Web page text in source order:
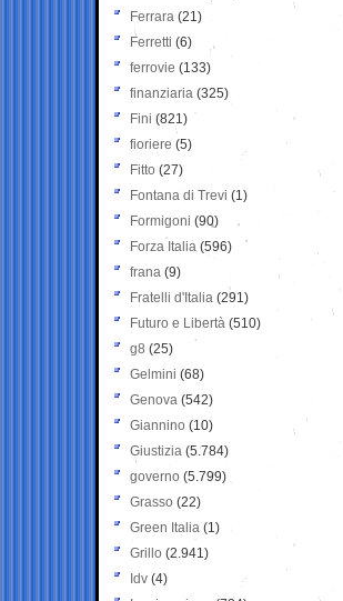
Ferrara (21)
Ferretti (6)
ferrovie (133)
finanziaria (325)
Fini (821)
fioriere (5)
Fitto (27)
Fontana di Trevi (1)
Formigoni (90)
Forza Italia (596)
frana (9)
Fratelli d'Italia (291)
Futuro e Libertà (510)
g8 (25)
Gelmini (68)
Genova (542)
Giannino (10)
Giustizia (5.784)
governo (5.799)
Grasso (22)
Green Italia (1)
Grillo (2.941)
Idv (4)